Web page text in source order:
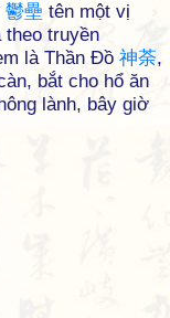
鬱壘 tên một vị
truyền
là Thần Đồ 神荼,
bắt cho hổ ăn
lành, bây giờ